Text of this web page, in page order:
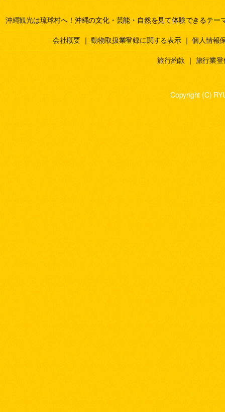
沖縄観光は琉球村へ！沖縄の文化・芸能・自然を見て体験できるテー
会社概要 ｜ 動物取扱業登録に関する表示 ｜ 個人情報
旅行約款 ｜ 旅行業
Copyright (C)